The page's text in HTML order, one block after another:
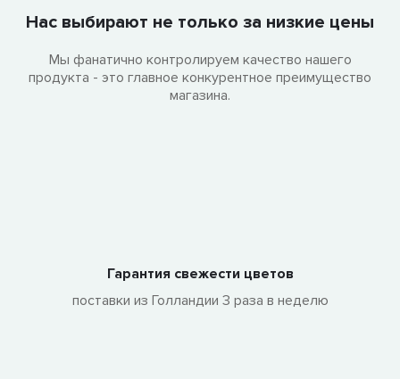
Нас выбирают не только за низкие цены
Мы фанатично контролируем качество нашего
продукта - это главное конкурентное преимущество
магазина.
Гарантия свежести цветов
поставки из Голландии 3 раза в неделю